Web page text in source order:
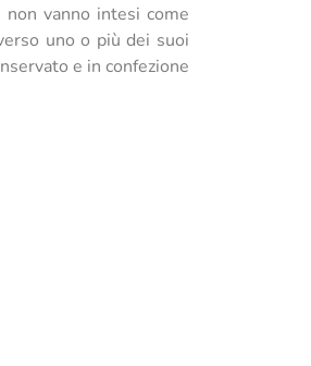
vanno intesi come
uno o più dei suoi
e in confezione